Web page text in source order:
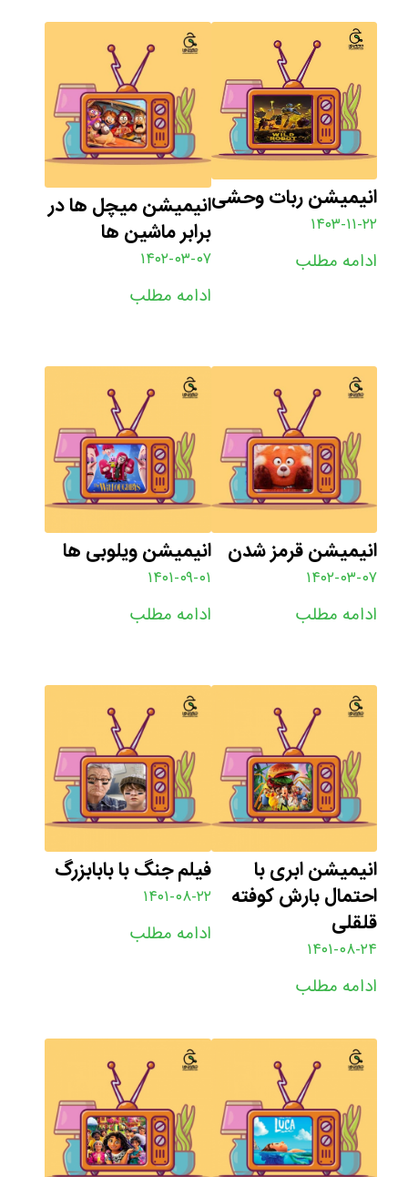
انیمیشن ربات وحشی
۱۴۰۳-۱۱-۲۲
ادامه مطلب
انیمیشن میچل ها در
برابر ماشین ها
۱۴۰۲-۰۳-۰۷
ادامه مطلب
انیمیشن قرمز شدن
۱۴۰۲-۰۳-۰۷
ادامه مطلب
انیمیشن ویلوبی ها
۱۴۰۱-۰۹-۰۱
ادامه مطلب
انیمیشن ابری با
احتمال بارش کوفته
قلقلی
۱۴۰۱-۰۸-۲۴
ادامه مطلب
فیلم جنگ با بابابزرگ
۱۴۰۱-۰۸-۲۲
ادامه مطلب